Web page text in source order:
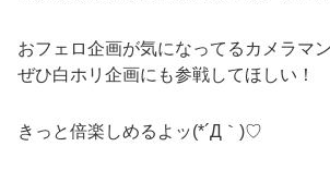
おフェロ企画が気になってるカメラマ
ぜひ白ホリ企画にも参戦してほしい！
きっと倍楽しめるよッ(*´Д｀)♡